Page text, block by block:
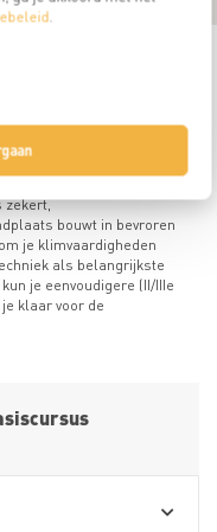
.
leer je niet
maar maak je ook
Onder
zekert,
bouwt in bevroren
je klimvaardigheden
als belangrijkste
je eenvoudigere (II/IIIe
klaar voor de